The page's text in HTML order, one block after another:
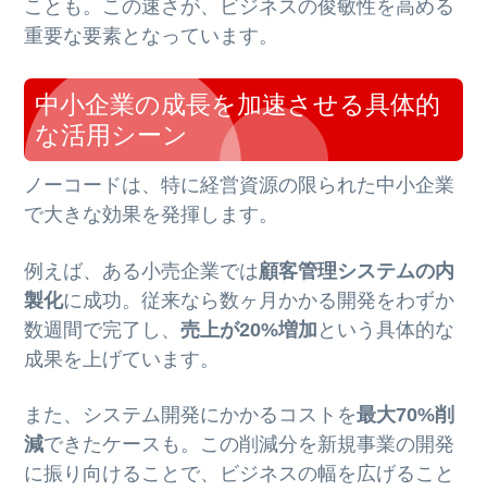
ことも。この速さが、ビジネスの俊敏性を高める
重要な要素となっています。
中小企業の成長を加速させる具体的
な活用シーン
ノーコードは、特に経営資源の限られた中小企業
で大きな効果を発揮します。
例えば、ある小売企業では顧客管理システムの内
製化に成功。従来なら数ヶ月かかる開発をわずか
数週間で完了し、売上が20%増加 という具体的な
成果を上げています。
また、システム開発にかかるコストを最大70%削
減できたケースも。この削減分を新規事業の開発
に振り向けることで、ビジネスの幅を広げること